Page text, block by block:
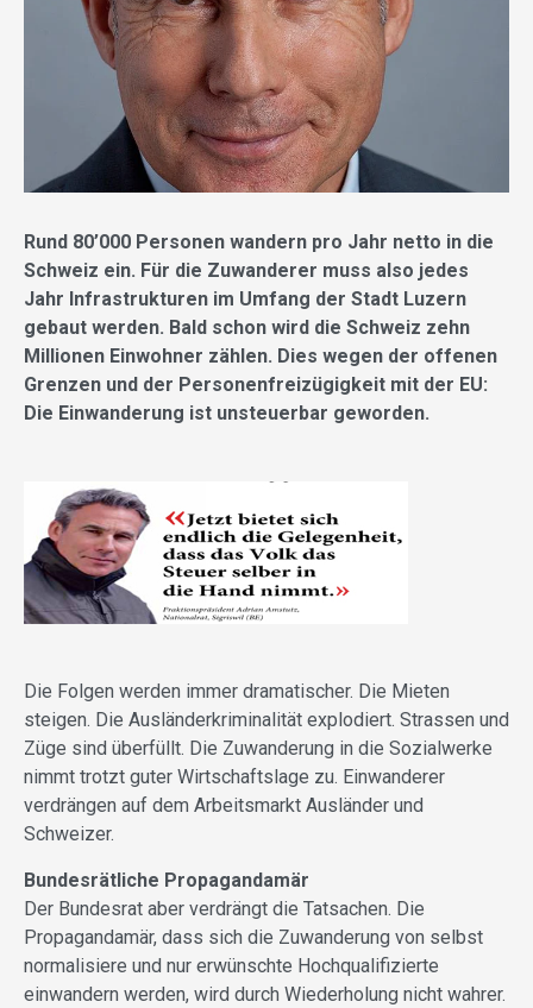
Rund 80’000 Personen wandern pro Jahr netto in die
Schweiz ein. Für die Zuwanderer muss also jedes
Jahr Infrastrukturen im Umfang der Stadt Luzern
gebaut werden. Bald schon wird die Schweiz zehn
Millionen Einwohner zählen. Dies wegen der offenen
Grenzen und der Personenfreizügigkeit mit der EU:
Die Einwanderung ist unsteuerbar geworden.
Die Folgen werden immer dramatischer. Die Mieten
steigen. Die Ausländerkriminalität explodiert. Strassen und
Züge sind überfüllt. Die Zuwanderung in die Sozialwerke
nimmt trotzt guter Wirtschaftslage zu. Einwanderer
verdrängen auf dem Arbeitsmarkt Ausländer und
Schweizer.
Bundesrätliche Propagandamär
Der Bundesrat aber verdrängt die Tatsachen. Die
Propagandamär, dass sich die Zuwanderung von selbst
normalisiere und nur erwünschte Hochqualifizierte
einwandern werden, wird durch Wiederholung nicht wahrer.